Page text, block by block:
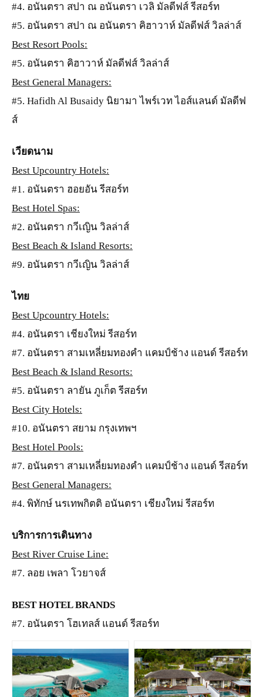
#4. อนันตรา สปา ณ อนันตรา เวลิ มัลดีฟส์ รีสอร์ท
#5. อนันตรา สปา ณ อนันตรา คิฮาวาห์ มัลดีฟส์ วิลล่าส์
Best Resort Pools:
#5. อนันตรา คิฮาวาห์ มัลดีฟส์ วิลล่าส์
Best General Managers:
#5. Hafidh Al Busaidy นิยามา ไพร์เวท ไอส์แลนด์ มัลดีฟ
ส์
เวียดนาม
Best Upcountry Hotels:
#1. อนันตรา ฮอยอัน รีสอร์ท
Best Hotel Spas:
#2. อนันตรา กวีเญิน วิลล่าส์
Best Beach & Island Resorts:
#9. อนันตรา กวีเญิน วิลล่าส์
ไทย
Best Upcountry Hotels:
#4. อนันตรา เชียงใหม่ รีสอร์ท
#7. อนันตรา สามเหลี่ยมทองคำ แคมป์ช้าง แอนด์ รีสอร์ท
Best Beach & Island Resorts:
#5. อนันตรา ลายัน ภูเก็ต รีสอร์ท
Best City Hotels:
#10. อนันตรา สยาม กรุงเทพฯ
Best Hotel Pools:
#7. อนันตรา สามเหลี่ยมทองคำ แคมป์ช้าง แอนด์ รีสอร์ท
Best General Managers:
#4. พิทักษ์ นรเทพกิตติ อนันตรา เชียงใหม่ รีสอร์ท
บริการการเดินทาง
Best River Cruise Line:
#7. ลอย เพลา โวยาจส์
BEST HOTEL BRANDS
#7. อนันตรา โฮเทลส์ แอนด์ รีสอร์ท